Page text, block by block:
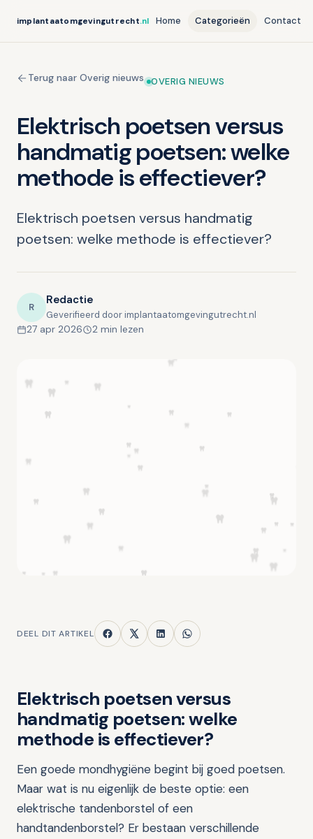
implantaatomgevingutrecht.nl Home Categorieën Contact
Terug naar Overig nieuws OVERIG NIEUWS
Elektrisch poetsen versus
handmatig poetsen: welke
methode is effectiever?
Elektrisch poetsen versus handmatig
poetsen: welke methode is effectiever?
R Redactie
Geverifieerd door implantaatomgevingutrecht.nl
27 apr 2026 2 min lezen
DEEL DIT ARTIKEL
Elektrisch poetsen versus
handmatig poetsen: welke
methode is effectiever?
Een goede mondhygiëne begint bij goed poetsen.
Maar wat is nu eigenlijk de beste optie: een
elektrische tandenborstel of een
handtandenborstel? Er bestaan verschillende